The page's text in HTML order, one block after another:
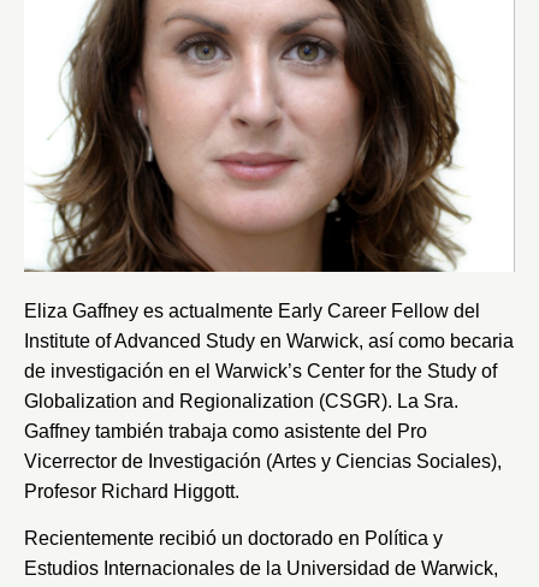
Eliza Gaffney es actualmente Early Career Fellow del
Institute of Advanced Study en Warwick, así como becaria
de investigación en el Warwick’s Center for the Study of
Globalization and Regionalization (CSGR). La Sra.
Gaffney también trabaja como asistente del Pro
Vicerrector de Investigación (Artes y Ciencias Sociales),
Profesor Richard Higgott.
Recientemente recibió un doctorado en Política y
Estudios Internacionales de la Universidad de Warwick,